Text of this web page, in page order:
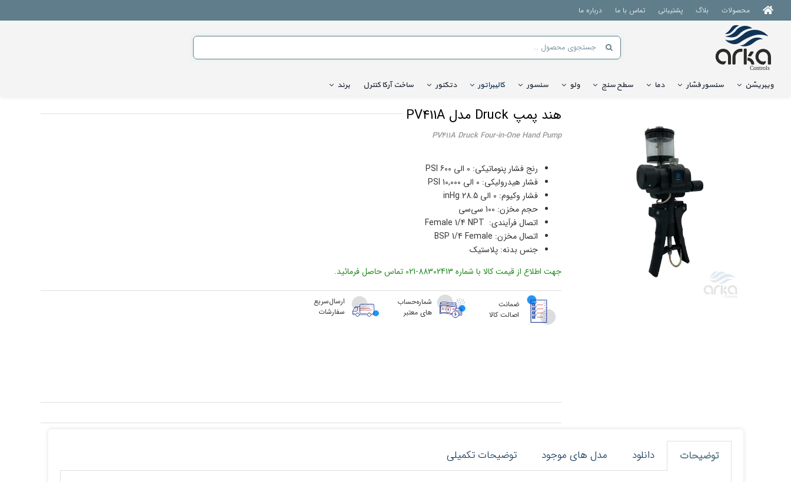
to
content
محصولات بلاگ پشتیبانی تماس با ما درباره ما
جستجو
برای:
ویبریشن سنسور فشار دما سطح سنج ولو سنسور کالیبراتور دتکتور ساخت آرکا کنترل برند
هند پمپ Druck مدل PV411A
PV411A Druck Four-in-One Hand Pump
رنج فشار پنوماتیکی: 0 الی 600 PSI
فشار هیدرولیکی: 0 الی 10,000 PSI
فشار وکیوم: 0 الی 28.5 inHg
حجم مخزن: 100 سی‌سی
اتصال فرآیندی: Female 1/4 NPT
اتصال مخزن: BSP 1/4 Female
جنس بدنه: پلاستیک
جهت اطلاع از قیمت کالا با شماره 88302413-021 تماس حاصل فرمائید.
ضمانت
اصالت کالا
شماره‌حساب
های معتبر
ارسال‌سریع
سفارشات
توضیحات دانلود مدل های موجود توضیحات تکمیلی